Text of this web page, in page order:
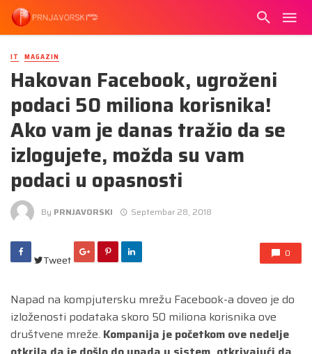
IT MAGAZIN
Hakovan Facebook, ugroženi
podaci 50 miliona korisnika!
Ako vam je danas tražio da se
izlogujete, možda su vam
podaci u opasnosti
By PRNJAVORSKI Septembar 28, 2018
Tweet 0
Napad na kompjutersku mrežu Facebook-a doveo je do
izloženosti podataka skoro 50 miliona korisnika ove
društvene mreže. Kompanija je početkom ove nedelje